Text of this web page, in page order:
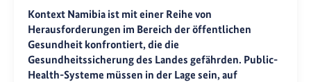
Kontext Namibia ist mit einer Reihe von
Herausforderungen im Bereich der öffentlichen
Gesundheit konfrontiert, die die
Gesundheitssicherung des Landes gefährden. Public-
Health-Systeme müssen in der Lage sein, auf